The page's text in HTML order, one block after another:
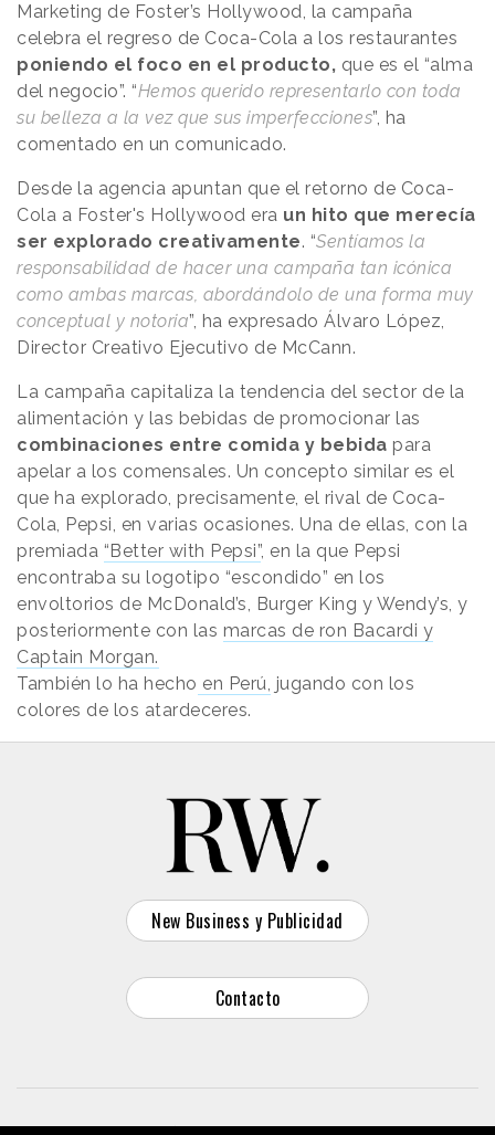
Marketing de Foster’s Hollywood, la campaña
celebra el regreso de Coca-Cola a los restaurantes
poniendo el foco en el producto, que es el “alma
del negocio”. “Hemos querido representarlo con toda
su belleza a la vez que sus imperfecciones”, ha
comentado en un comunicado.
Desde la agencia apuntan que el retorno de Coca-
Cola a Foster's Hollywood era un hito que merecía
ser explorado creativamente. “Sentíamos la
responsabilidad de hacer una campaña tan icónica
como ambas marcas, abordándolo de una forma muy
conceptual y notoria”, ha expresado Álvaro López,
Director Creativo Ejecutivo de McCann.
La campaña capitaliza la tendencia del sector de la
alimentación y las bebidas de promocionar las
combinaciones entre comida y bebida para
apelar a los comensales. Un concepto similar es el
que ha explorado, precisamente, el rival de Coca-
Cola, Pepsi, en varias ocasiones. Una de ellas, con la
premiada “Better with Pepsi”, en la que Pepsi
encontraba su logotipo “escondido” en los
envoltorios de McDonald’s, Burger King y Wendy’s, y
posteriormente con las marcas de ron Bacardi y
Captain Morgan.
También lo ha hecho en Perú, jugando con los
colores de los atardeceres.
New Business y Publicidad
Contacto